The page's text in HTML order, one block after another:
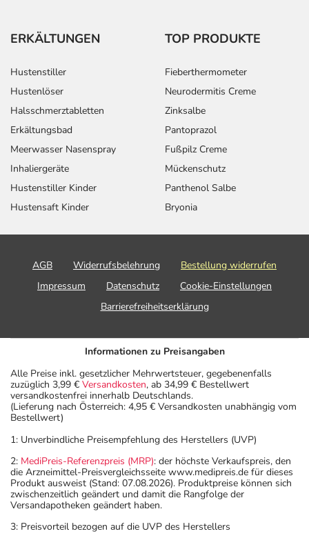
ERKÄLTUNGEN
Hustenstiller
Hustenlöser
Halsschmerztabletten
Erkältungsbad
Meerwasser Nasenspray
Inhaliergeräte
Hustenstiller Kinder
Hustensaft Kinder
TOP PRODUKTE
Fieberthermometer
Neurodermitis Creme
Zinksalbe
Pantoprazol
Fußpilz Creme
Mückenschutz
Panthenol Salbe
Bryonia
AGB Widerrufsbelehrung
Bestellung widerrufen
Impressum
Datenschutz
Cookie-Einstellungen
Barrierefreiheitserklärung
Informationen zu Preisangaben
Alle Preise inkl. gesetzlicher Mehrwertsteuer, gegebenenfalls
zuzüglich 3,99 € Versandkosten, ab 34,99 € Bestellwert
versandkostenfrei innerhalb Deutschlands.
(Lieferung nach Österreich: 4,95 € Versandkosten unabhängig vom
Bestellwert)
1: Unverbindliche Preisempfehlung des Herstellers (UVP)
2: MediPreis-Referenzpreis (MRP): der höchste Verkaufspreis, den
die Arzneimittel-Preisvergleichsseite www.medipreis.de für dieses
Produkt ausweist (Stand: 07.08.2026). Produktpreise können sich
zwischenzeitlich geändert und damit die Rangfolge der
Versandapotheken geändert haben.
3: Preisvorteil bezogen auf die UVP des Herstellers